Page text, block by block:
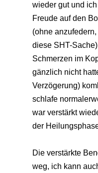
wieder gut und
Freude auf den
(ohne
diese SHT-
Schmerzen im
gänzlich nicht
Verzögerung)
schlafe
war verstärkt
der
Die verstärkte
weg, ich kann